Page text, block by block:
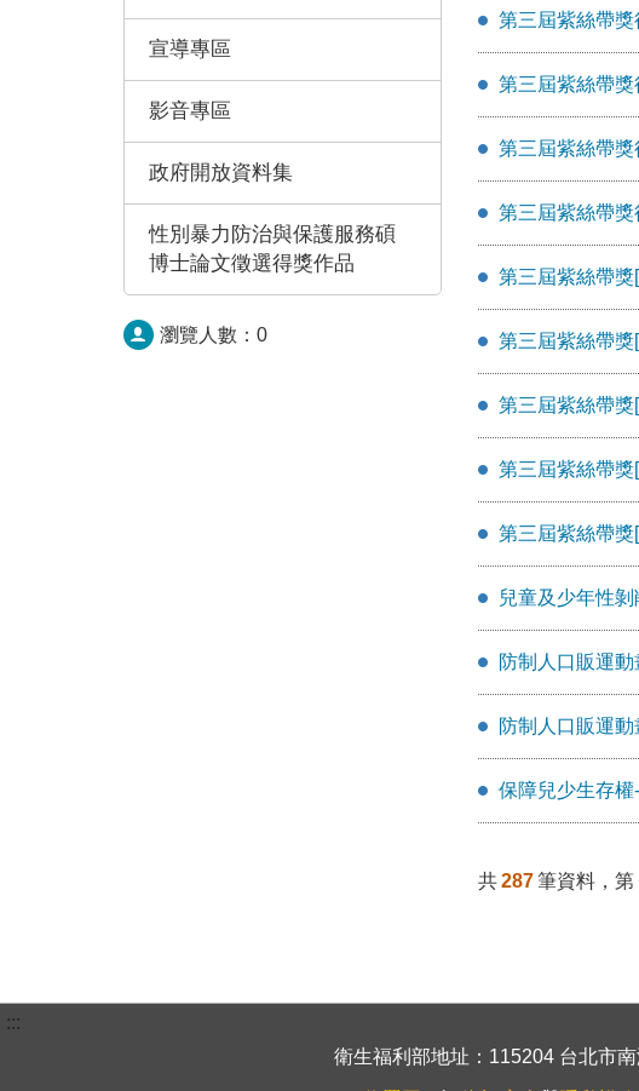
宣導專區
影音專區
政府開放資料集
性別暴力防治與保護服務碩
博士論文徵選得獎作品
瀏覽人數： 0
第三屆紫絲帶獎
第三屆紫絲帶獎
第三屆紫絲帶獎
第三屆紫絲帶獎
第三屆紫絲帶獎
第三屆紫絲帶
第三屆紫絲帶
第三屆紫絲帶
第三屆紫絲帶獎
兒童及少年性
防制人口販運
防制人口販運
保障兒少生存
共 287 筆資料，第
:::
衛生福利部地址：115204 台北市